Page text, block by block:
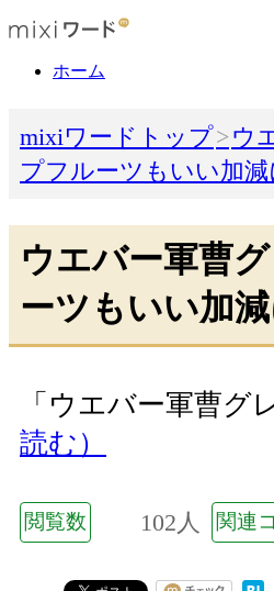
ホーム
mixiワードトップ
ウ
プフルーツもいい加減
ウエバー軍曹
ーツもいい加減
「ウエバー軍曹グ
読む）
閲覧数 102人 関連